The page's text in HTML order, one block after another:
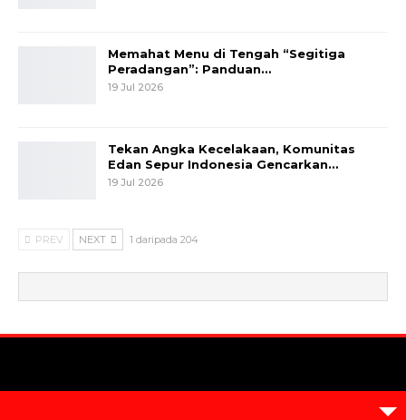
Memahat Menu di Tengah “Segitiga
Peradangan”: Panduan…
19 Jul 2026
Tekan Angka Kecelakaan, Komunitas
Edan Sepur Indonesia Gencarkan…
19 Jul 2026
PREV NEXT 1 daripada 204